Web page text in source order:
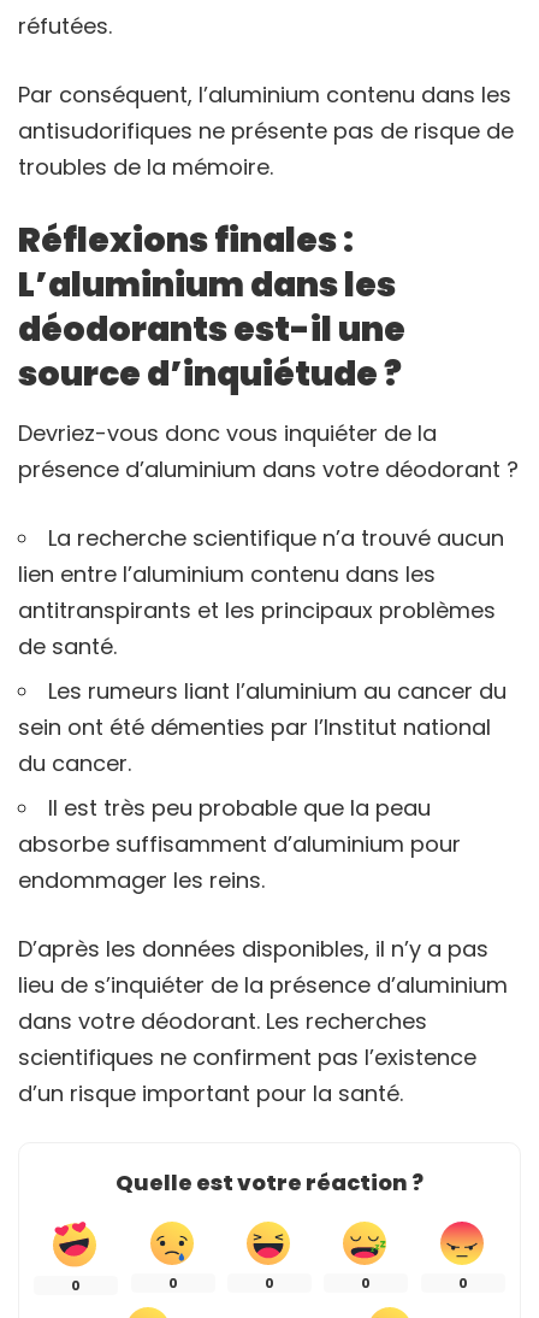
réfutées.
Par conséquent, l’aluminium contenu dans les
antisudorifiques ne présente pas de risque de
troubles de la mémoire.
Réflexions finales :
L’aluminium dans les
déodorants est-il une
source d’inquiétude ?
Devriez-vous donc vous inquiéter de la
présence d’aluminium dans votre déodorant ?
La recherche scientifique n’a trouvé aucun
lien entre l’aluminium contenu dans les
antitranspirants et les principaux problèmes
de santé.
Les rumeurs liant l’aluminium au cancer du
sein ont été démenties par l’Institut national
du cancer.
Il est très peu probable que la peau
absorbe suffisamment d’aluminium pour
endommager les reins.
D’après les données disponibles, il n’y a pas
lieu de s’inquiéter de la présence d’aluminium
dans votre déodorant. Les recherches
scientifiques ne confirment pas l’existence
d’un risque important pour la santé.
Quelle est votre réaction ?
0 0 0 0 0